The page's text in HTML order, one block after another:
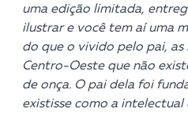
uma edição limitada,
ilustrar e você tem aí uma
do que o vivido pelo pai, as
Centro-Oeste que não
de onça. O pai dela foi
existisse como a intelectual